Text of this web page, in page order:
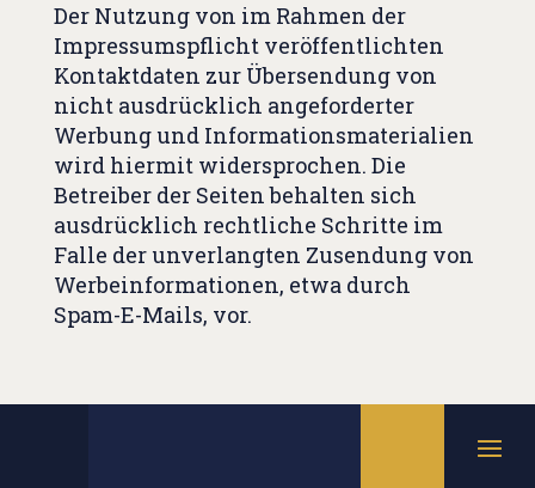
Der Nutzung von im Rahmen der
Impressumspflicht veröffentlichten
Kontaktdaten zur Übersendung von
nicht ausdrücklich angeforderter
Werbung und Informationsmaterialien
wird hiermit widersprochen. Die
Betreiber der Seiten behalten sich
ausdrücklich rechtliche Schritte im
Falle der unverlangten Zusendung von
Werbeinformationen, etwa durch
Spam-E-Mails, vor.